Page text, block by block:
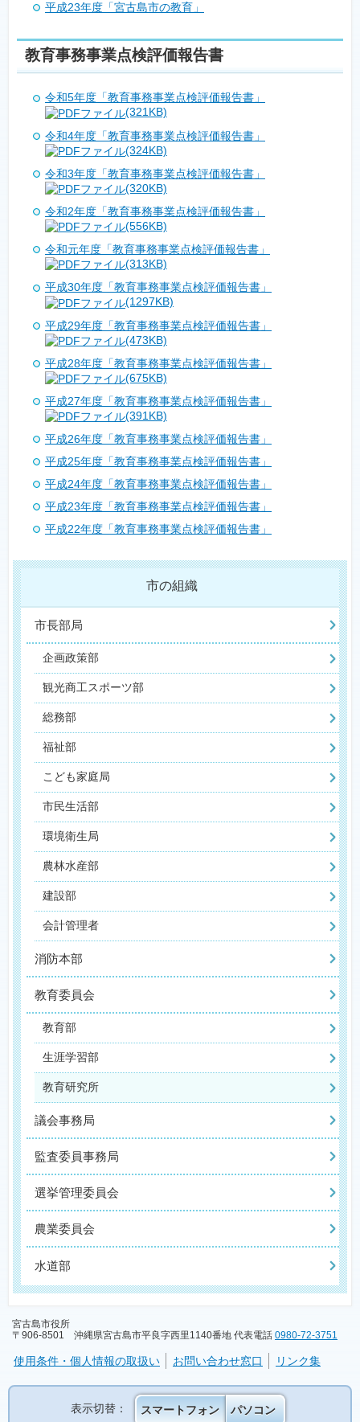
平成23年度「宮古島市の教育」
教育事務事業点検評価報告書
令和5年度「教育事務事業点検評価報告書」
(321KB)
令和4年度「教育事務事業点検評価報告書」
(324KB)
令和3年度「教育事務事業点検評価報告書」
(320KB)
令和2年度「教育事務事業点検評価報告書」
(556KB)
令和元年度「教育事務事業点検評価報告書」
(313KB)
平成30年度「教育事務事業点検評価報告書」
(1297KB)
平成29年度「教育事務事業点検評価報告書」
(473KB)
平成28年度「教育事務事業点検評価報告書」
(675KB)
平成27年度「教育事務事業点検評価報告書」
(391KB)
平成26年度「教育事務事業点検評価報告書」
平成25年度「教育事務事業点検評価報告書」
平成24年度「教育事務事業点検評価報告書」
平成23年度「教育事務事業点検評価報告書」
平成22年度「教育事務事業点検評価報告書」
市の組織
市長部局
企画政策部
観光商工スポーツ部
総務部
福祉部
こども家庭局
市民生活部
環境衛生局
農林水産部
建設部
会計管理者
消防本部
教育委員会
教育部
生涯学習部
教育研究所
議会事務局
監査委員事務局
選挙管理委員会
農業委員会
水道部
宮古島市役所
〒906-8501 沖縄県宮古島市平良字西里1140番地 代表電話 0980-72-3751
使用条件・個人情報の取扱い お問い合わせ窓口 リンク集
表示切替： スマートフォン パソコン